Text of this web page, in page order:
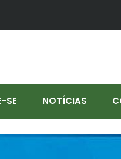
SE NOTÍCIAS